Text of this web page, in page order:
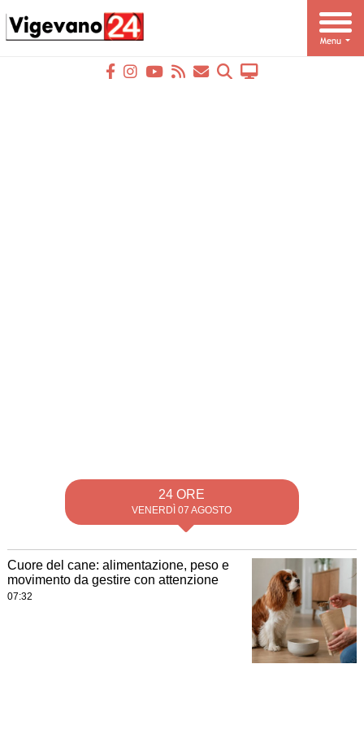
24 ORE
VENERDÌ 07 AGOSTO
Cuore del cane: alimentazione, peso e
movimento da gestire con attenzione
07:32